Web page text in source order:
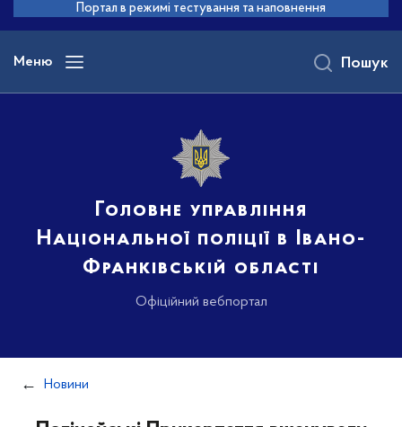
основного
вмісту
Портал в режимі тестування та наповнення
Меню
Головне управління
Національної поліції в Івано-
Франківській області
Офіційний вебпортал
Пошук
Новини